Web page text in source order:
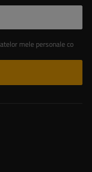
Parlamentului European și al Consiliului (UE)